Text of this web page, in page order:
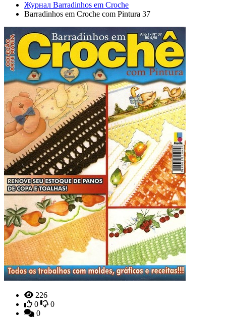
Журнал Barradinhos em Croche
Barradinhos em Croche com Pintura 37
226
0
0
0